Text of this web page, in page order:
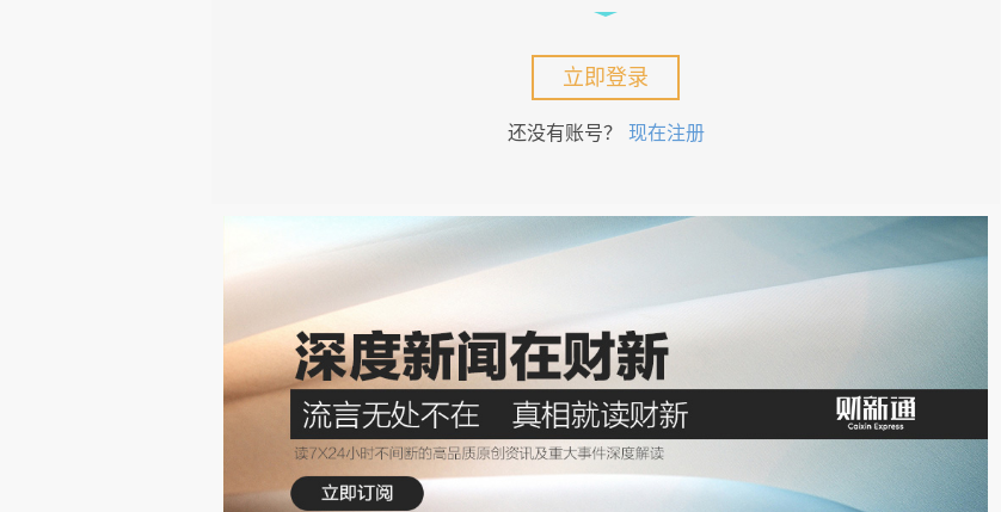
后门投毒则是在模型的训练或微调阶段，刻意植入“触发器”， 使模型在大多数正
常输入下表现正常，但在遇到特定触发条件时，输出被预先设定的异常或恶意结
具有几个显著特征：其一，隐蔽性强，因为模型整体性能不受明显影响，难以通过
常规测试发现；其二，触发精确，攻击只在特定条件下发生；其三，成本较低但危
害集中，只需少量投毒数据即可植入后门。
反馈投毒主要发生在线学习或持续优化系统中，这类模型会根据用户点击、评
分、对话反馈等信号不断更新自身参数或策略。从机制上看，反馈投毒并不直接篡
改训练数据，而是“污染模型的学习信号”。恶意行为者篡改训练过程（特别是基于
人类反馈的强化学习）中所使用的人类反馈（偏好数据），通过大量异常反馈（如
立即登录
还没有账号？ 现在注册